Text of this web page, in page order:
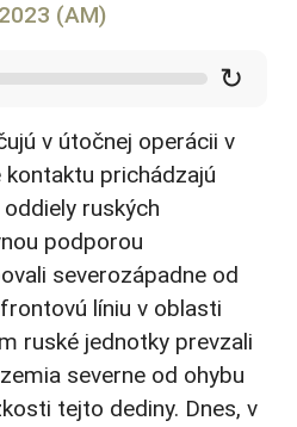
(AM)
↻
v útočnej operácii v
kontaktu prichádzajú
ruských
podporou
severozápadne od
líniu v oblasti
ruské jednotky prevzali
severne od ohybu
tejto dediny. Dnes, v